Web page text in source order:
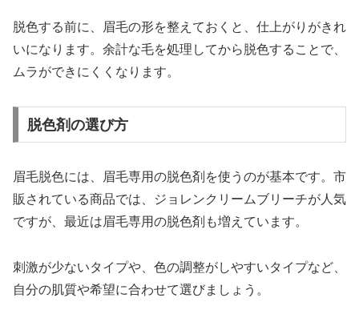
脱色する前に、眉毛の形を整えておくと、仕上がりがきれ
いになります。余計な毛を処理してから脱色することで、
ムラができにくくなります。
脱色剤の選び方
眉毛脱色には、眉毛専用の脱色剤を使うのが基本です。市
販されている商品では、ジョレンクリームブリーチが人気
ですが、最近は眉毛専用の脱色剤も増えています。
刺激が少ないタイプや、色の調整がしやすいタイプなど、
自分の肌質や希望に合わせて選びましょう。